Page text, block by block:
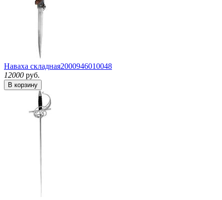
Наваха складная2000946010048
12000 руб.
В корзину